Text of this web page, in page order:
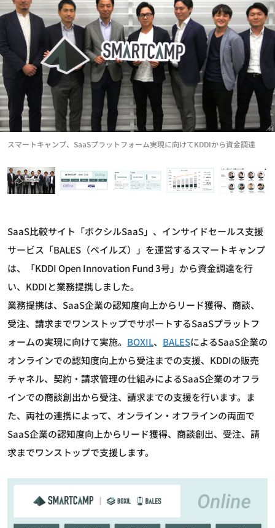
スマートキャンプ、SaaSプラットフォーム実現に向けてKDDIから資金調達
SaaS比較サイト「ボクシルSaaS」、インサイドセールス支援
サービス「BALES（ベイルズ）」を運営するスマートキャンプ
は、「KDDI Open Innovation Fund 3号」から資金調達を行
い、KDDIと業務提携しました。
業務提携は、SaaS企業の認知度向上からリード獲得、商談、
受注、請求までワンストップでサポートするSaaSプラットフ
ォームの実現に向けて実施。 BOXIL、 BALESによるSaaS企業の
オンラインでの認知度向上から受注までの支援、KDDIの販売
チャネル、契約・請求管理の仕組みによるSaaS企業のオフラ
インでの商談創出から受注、請求までの支援を行います。ま
た、両社の連携によって、オンライン・オフラインの両面で
SaaS企業の認知度向上からリード獲得、商談創出、受注、請
求までワンストップで支援します。